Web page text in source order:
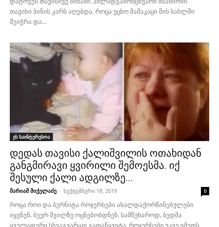
თავისი ბინის კარს აღებდა, როცა უცხო მამაკაცი მის სახლში
შეიჭრა და...
ეს საინტერესოა
დედას თავისი ქალიშვილის ოთახიდან
განგმირავი ყვირილი შემოესმა. იქ
შესული ქალი ადგილზე...
მარიამ მიქელაძე - სექტემბერი 18, 2019 0
როცა როი და ბერნიტა როჯერსები ახალდაქორწინებულები
იყვნენ, ბევრ შვილზე ოცნებობდნენ. სამწუხაროდ, ბედმა
ყველაფერი სხვაგვარად გადაწყვიტა. როჯერსები უკვე იმედს